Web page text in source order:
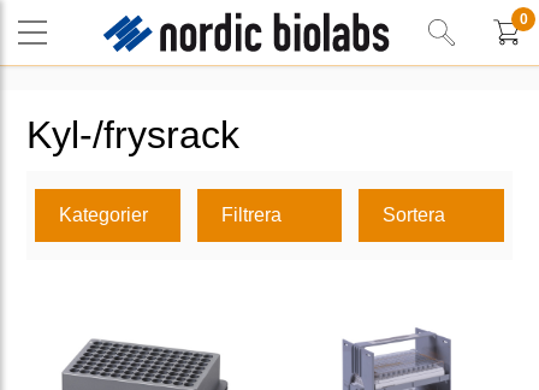
0
Kyl-/frysrack
Kategorier Filtrera Sortera